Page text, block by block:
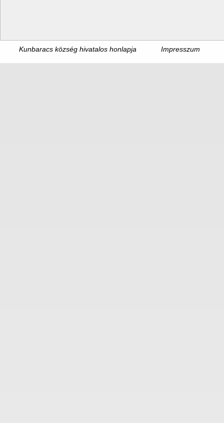
Kunbaracs község hivatalos honlapja Impresszum